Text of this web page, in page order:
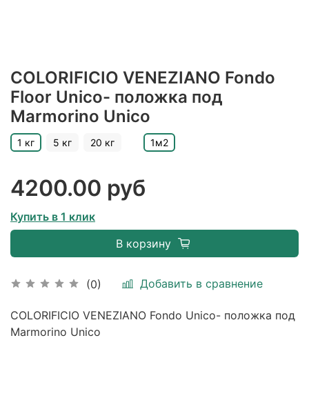
COLORIFICIO VENEZIANO Fondo
Floor Unico- положка под
Marmorino Unico
(0) Добавить в сравнение
1 кг 5 кг 20 кг 1м2
4200.00 руб
Купить в 1 клик
В корзину
COLORIFICIO VENEZIANO Fondo Unico- положка под
Marmorino Unico